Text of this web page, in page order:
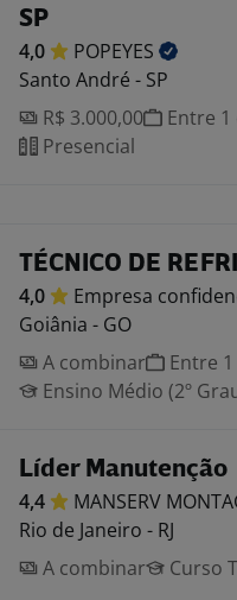
SP
4,0
POPEYES
Santo André - SP
R$ 3.000,00
Entre 1
Presencial
TÉCNICO DE
4,0 Empresa
Goiânia - GO
A combinar
Entre
Ensino Médio (2º
Líder Manutenção
4,4 MANSERV
Rio de Janeiro - RJ
A combinar
Curso